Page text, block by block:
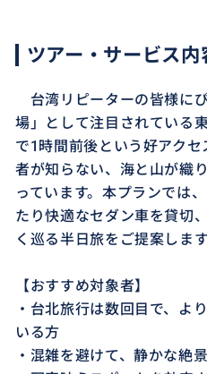
ツアー・サービス内
台湾リピーターの皆様に
場」として注目されている
で1時間前後という好アク
者が知らない、海と山が織
っています。本プランでは
たり快適なセダン車を貸切
く巡る半日旅をご提案します
【おすすめ対象者】
・台北旅行は数回目で、よ
いる方
・混雑を避けて、静かな絶